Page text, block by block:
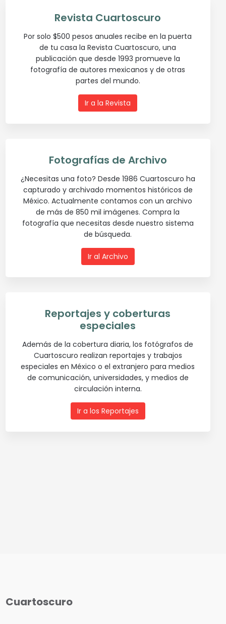
Revista Cuartoscuro
Por solo $500 pesos anuales recibe en la puerta
de tu casa la Revista Cuartoscuro, una
publicación que desde 1993 promueve la
fotografía de autores mexicanos y de otras
partes del mundo.
Ir a la Revista
Fotografías de Archivo
¿Necesitas una foto? Desde 1986 Cuartoscuro ha
capturado y archivado momentos históricos de
México. Actualmente contamos con un archivo
de más de 850 mil imágenes. Compra la
fotografía que necesitas desde nuestro sistema
de búsqueda.
Ir al Archivo
Reportajes y coberturas
especiales
Además de la cobertura diaria, los fotógrafos de
Cuartoscuro realizan reportajes y trabajos
especiales en México o el extranjero para medios
de comunicación, universidades, y medios de
circulación interna.
Ir a los Reportajes
Cuartoscuro